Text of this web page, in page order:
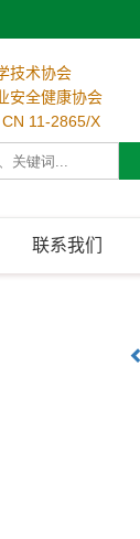
技术协会
安全健康协会
11-2865/X
联系我们